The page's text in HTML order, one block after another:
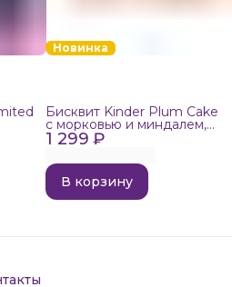
Новинка
1 299 ₽
Бисквит Kinder Plum Cake
с морковью и миндалем,
192г
В корзину